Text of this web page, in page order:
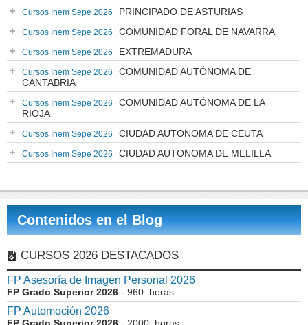
Cursos Inem Sepe 2026 PRINCIPADO DE ASTURIAS
Cursos Inem Sepe 2026 COMUNIDAD FORAL DE NAVARRA
Cursos Inem Sepe 2026 EXTREMADURA
Cursos Inem Sepe 2026
COMUNIDAD AUTÓNOMA DE
CANTABRIA
Cursos Inem Sepe 2026
COMUNIDAD AUTÓNOMA DE LA
RIOJA
Cursos Inem Sepe 2026 CIUDAD AUTONOMA DE CEUTA
Cursos Inem Sepe 2026 CIUDAD AUTONOMA DE MELILLA
Contenidos en el Blog
CURSOS 2026 DESTACADOS
FP Asesoría de Imagen Personal 2026
FP Grado Superior 2026 - 960 horas
FP Automoción 2026